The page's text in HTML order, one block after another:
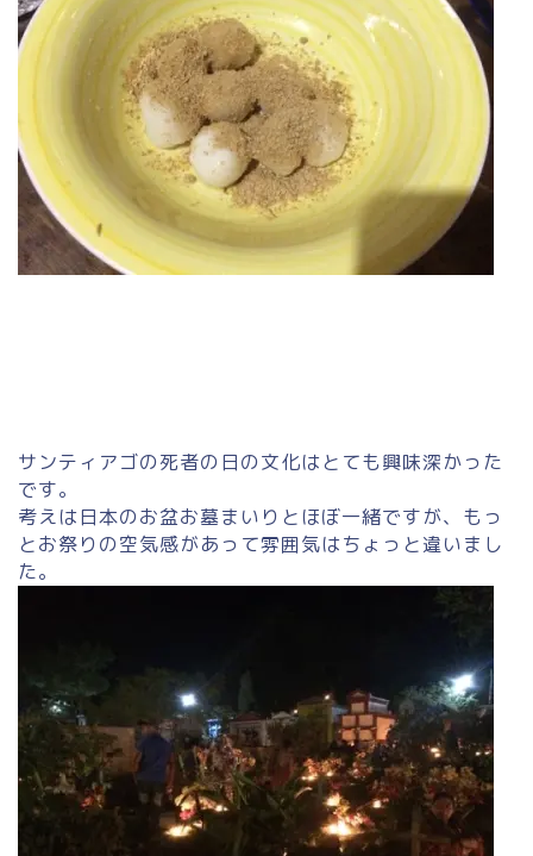
サンティアゴの死者の日の文化はとても興味深かった
です。
考えは日本のお盆お墓まいりとほぼ一緒ですが、もっ
とお祭りの空気感があって雰囲気はちょっと違いまし
た。